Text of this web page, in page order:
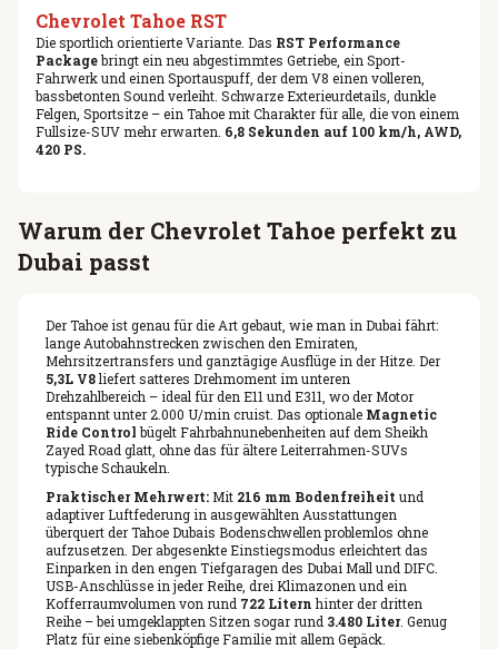
Chevrolet Tahoe RST
Die sportlich orientierte Variante. Das RST Performance
Packagebringt ein neu abgestimmtes Getriebe, ein Sport-
Fahrwerk und einen Sportauspuff, der dem V8 einen volleren,
bassbetonten Sound verleiht. Schwarze Exterieurdetails, dunkle
Felgen, Sportsitze – ein Tahoe mit Charakter für alle, die von einem
Fullsize-SUV mehr erwarten. 6,8 Sekunden auf 100 km/h, AWD,
420 PS.
Warum der Chevrolet Tahoe perfekt zu
Dubai passt
Der Tahoe ist genau für die Art gebaut, wie man in Dubai fährt:
lange Autobahnstrecken zwischen den Emiraten,
Mehrsitzertransfers und ganztägige Ausflüge in der Hitze. Der
5,3L V8liefert satteres Drehmoment im unteren
Drehzahlbereich – ideal für den E11 und E311, wo der Motor
entspannt unter 2.000 U/min cruist. Das optionale Magnetic
Ride Control bügelt Fahrbahnunebenheiten auf dem Sheikh
Zayed Road glatt, ohne das für ältere Leiterrahmen-SUVs
typische Schaukeln.
Praktischer Mehrwert: Mit 216 mm Bodenfreiheit und
adaptiver Luftfederung in ausgewählten Ausstattungen
überquert der Tahoe Dubais Bodenschwellen problemlos ohne
aufzusetzen. Der abgesenkte Einstiegsmodus erleichtert das
Einparken in den engen Tiefgaragen des Dubai Mall und DIFC.
USB-Anschlüsse in jeder Reihe, drei Klimazonen und ein
Kofferraumvolumen von rund 722 Liternhinter der dritten
Reihe – bei umgeklappten Sitzen sogar rund 3.480 Liter. Genug
Platz für eine siebenköpfige Familie mit allem Gepäck.